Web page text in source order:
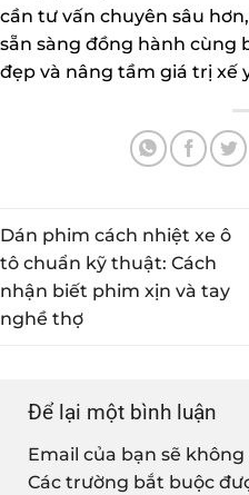
cần tư vấn chuyên sâu
sẵn sàng đồng hành cùng
đẹp và nâng tầm giá trị xế
Dán phim cách nhiệt xe ô
tô chuẩn kỹ thuật: Cách
nhận biết phim xịn và tay
nghề thợ
Để lại một bình luận
Email của bạn sẽ
Các trường bắt buộc